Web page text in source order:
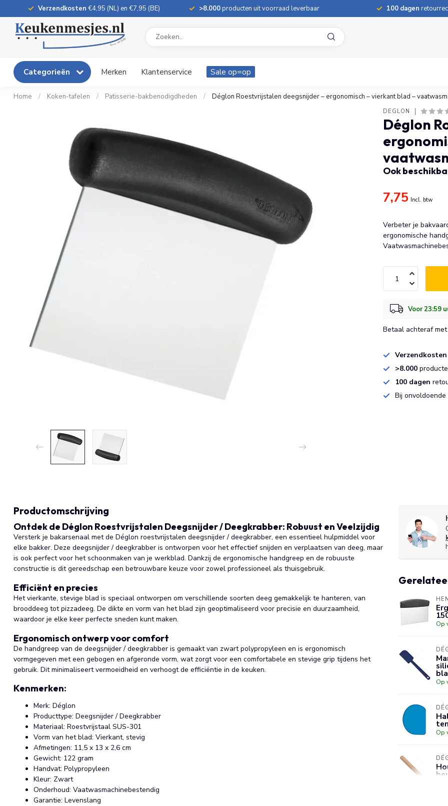
Verzendkosten €4,95 (NL) en €7,95 (BE) >8.000producten uit voorraad leverbaar 100 dagen
Categorieën Merken Klantenservice Sale op=op
Home / Koken-tafelen / Patisserie-bakbenodigdheden / Déglon Roestvrijstalen deegsnijder – ergonomisch – vierkant blad –
DÉGLON
Déglon
Ook
7,75 Incl. btw
Verbeter je
ergonomische
Voor 23:59
Betaal achteraf
Verzendkosten
>8.000
100 dagen
Bij
Productomschrijving
Ontdek de Déglon Roestvrijstalen Deegsnijder / Deegkrabber: Robuust en Veelzijdig
Versterk je bakarsenaal met de Déglon roestvrijstalen deegsnijder / deegkrabber, een essentieel hulpmiddel voor
elke bakker. Deze deegsnijder / deegkrabber is ontworpen voor het effectief snijden en verplaatsen van deeg, maar
is ook perfect voor het schoonmaken van je werkblad. Dankzij de ergonomische handgreep en de robuuste
constructie is dit gereedschap een betrouwbare keuze voor zowel professioneel als thuisgebruik.
Efficiënt en precies
Het vierkante, stevige blad is speciaal ontworpen om verschillende soorten deeg gemakkelijk te hanteren, van
brooddeeg tot pizzadeeg. De dikte en vorm van het blad zijn geoptimaliseerd voor precisie en duurzaamheid,
waardoor je elke keer perfecte sneden kunt maken.
Ergonomisch ontwerp voor comfort
De handgreep van de deegsnijder / deegkrabber is gemaakt van zwart polypropyleen en is ergonomisch
vormgegeven met een gebogen en afgeronde vorm, wat zorgt voor een comfortabele en stevige grip tijdens het
gebruik. Dit minimaliseert vermoeidheid en verhoogt de efficiëntie in de keuken.
Kenmerken:
Merk: Déglon
Producttype: Deegsnijder / Deegkrabber
Materiaal: Roestvrijstaal SUS-301
Vorm van het blad: Vierkant, stevig
Afmetingen: 11,5 x 13 x 2,6 cm
Gewicht: 122 gram
Handvat: Polypropyleen
Kleur: Zwart
Onderhoud: Vaatwasmachinebestendig
Garantie: Levenslang
Op
Op
Op